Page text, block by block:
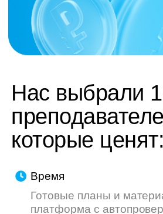
труду — мы делаем всё,
был приятнее